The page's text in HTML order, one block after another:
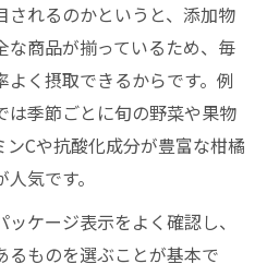
の浅草ヘルシーディナー
浅草流シワケア
ランチで叶えるシワ対策
浅草ヘルシーランチの選
されるのかというと、添加物
商品が揃っているため、毎
く摂取できるからです。例
は季節ごとに旬の野菜や果物
Cや抗酸化成分が豊富な柑橘
気です。
ケージ表示をよく確認し、
ものを選ぶことが基本で